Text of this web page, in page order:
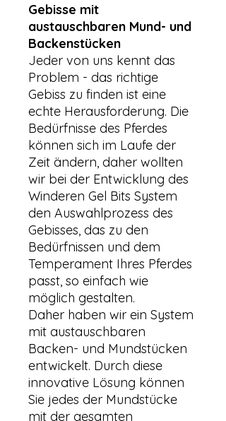
Gebisse mit
austauschbaren Mund- und
Backenstücken
Jeder von uns kennt das
Problem - das richtige
Gebiss zu finden ist eine
echte Herausforderung. Die
Bedürfnisse des Pferdes
können sich im Laufe der
Zeit ändern, daher wollten
wir bei der Entwicklung des
Winderen Gel Bits System
den Auswahlprozess des
Gebisses, das zu den
Bedürfnissen und dem
Temperament Ihres Pferdes
passt, so einfach wie
möglich gestalten.
Daher haben wir ein System
mit austauschbaren
Backen- und Mundstücken
entwickelt. Durch diese
innovative Lösung können
Sie jedes der Mundstücke
mit der gesamten